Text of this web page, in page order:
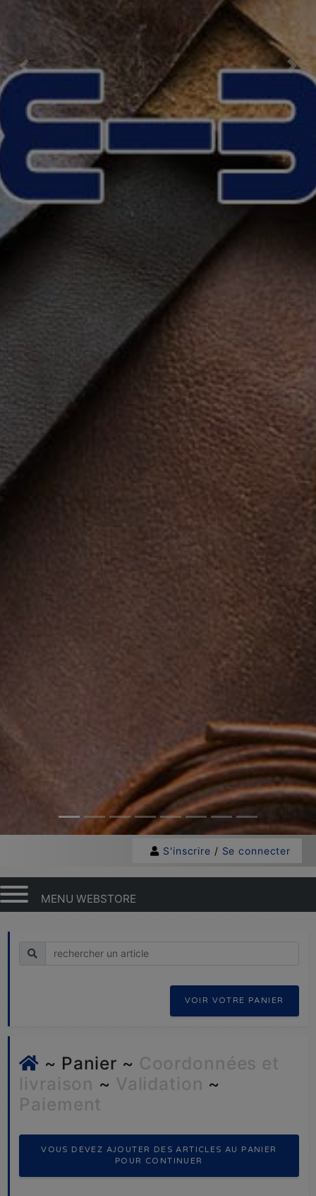
Previous Next
S'inscrire / Se connecter
MENU WEBSTORE
Recherche
VOIR VOTRE PANIER
~ Panier ~ Coordonnées et
livraison ~ Validation ~
Paiement
VOUS DEVEZ AJOUTER DES ARTICLES AU PANIER
POUR CONTINUER